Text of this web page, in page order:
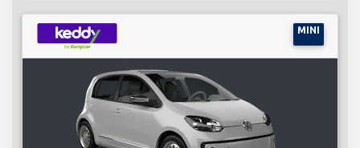
MINI